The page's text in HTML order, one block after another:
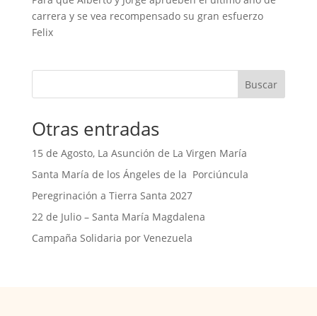
carrera y se vea recompensado su gran esfuerzo
Felix
Buscar
Otras entradas
15 de Agosto, La Asunción de La Virgen María
Santa María de los Ángeles de la Porciúncula
Peregrinación a Tierra Santa 2027
22 de Julio – Santa María Magdalena
Campaña Solidaria por Venezuela